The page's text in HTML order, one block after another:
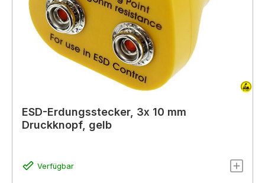
ESD-Erdungsstecker, 3x 10 mm
Druckknopf, gelb
Verfügbar